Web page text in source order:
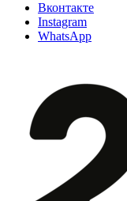
Вконтакте
Instagram
WhatsApp